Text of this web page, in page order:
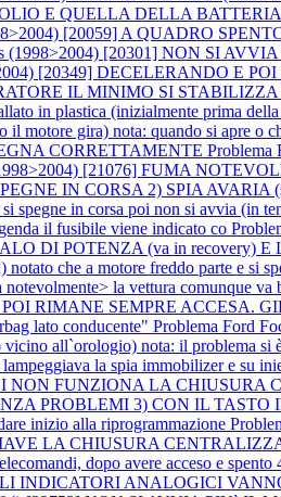
E QUELLA DELLA BATTERIA
[20059] A QUADRO
(1998>2004) [20301] NON SI
[20349] DECELERANDO E
IL MINIMO SI STABILIZZA
in plastica (inizialmente prima
gira) nota: quando si apre o
CORRETTAMENTE Problema
[21076] FUMA
IN CORSA 2) SPIA AVARIA
in corsa poi non si avvia (in
il fusibile viene indicato co
DI POTENZA (va in
che a motore freddo parte e si
la vettura comunque va
RIMANE SEMPRE ACCESA.
lato conducente" Problema Ford
all`orologio) nota: il problema si è
la spia immobilizer e su
NON FUNZIONA LA
PROBLEMI 3) CON IL TASTO
inizio alla riprogrammazione
LA CHIUSURA
dopo avere acceso e
INDICATORI ANALOGICI